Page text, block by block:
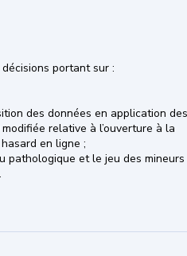
portant sur :
des données en application des
relative à l’ouverture à la
en ligne ;
pathologique et le jeu des mineurs